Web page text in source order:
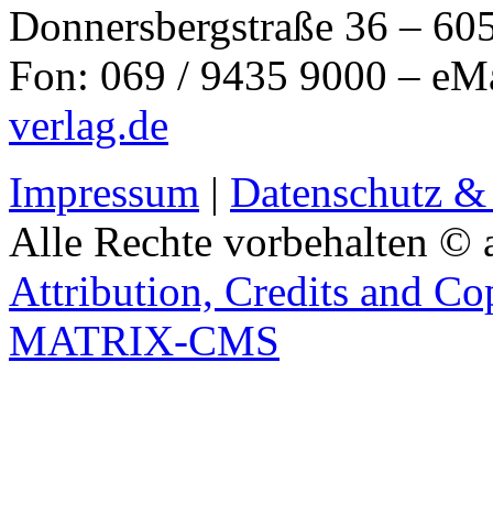
Donnersbergstraße 36 –
Fon: 069 / 9435 9000 –
verlag.de
Impressum | Datenschutz
Alle Rechte vorbehalten ©
Attribution, Credits and
MATRIX-CMS